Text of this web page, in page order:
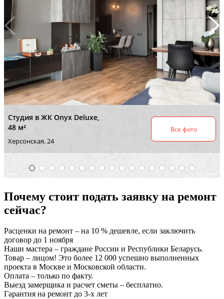
Почему стоит подать заявку на ремонт
сейчас?
Расценки на ремонт – на 10 % дешевле, если заключить
договор до 1 ноября
Наши мастера – граждане России и Республики Беларусь.
Товар – лицом! Это более 12 000 успешно выполненных
проекта в Москве и Московской области.
Оплата – только по факту.
Выезд замерщика и расчет сметы – бесплатно.
Гарантия на ремонт до 3-х лет